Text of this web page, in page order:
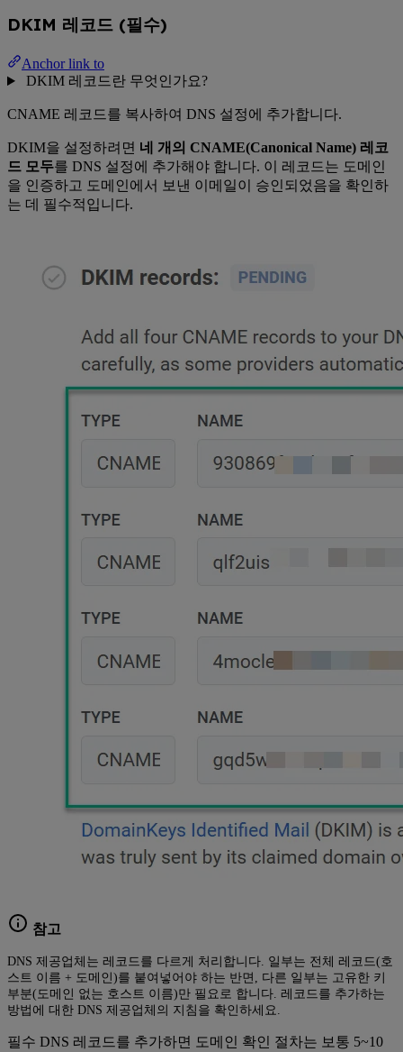
DKIM 레코드 (필수)
Anchor link to
DKIM 레코드란 무엇인가요?
CNAME 레코드를 복사하여 DNS 설정에 추가합니다.
DKIM을 설정하려면 네 개의 CNAME(Canonical Name) 레코
드 모두를 DNS 설정에 추가해야 합니다. 이 레코드는 도메인
을 인증하고 도메인에서 보낸 이메일이 승인되었음을 확인하
는 데 필수적입니다.
참고
DNS 제공업체는 레코드를 다르게 처리합니다. 일부는 전체 레코드(호
스트 이름 + 도메인)를 붙여넣어야 하는 반면, 다른 일부는 고유한 키
부분(도메인 없는 호스트 이름)만 필요로 합니다. 레코드를 추가하는
방법에 대한 DNS 제공업체의 지침을 확인하세요.
필수 DNS 레코드를 추가하면 도메인 확인 절차는 보통 5~10